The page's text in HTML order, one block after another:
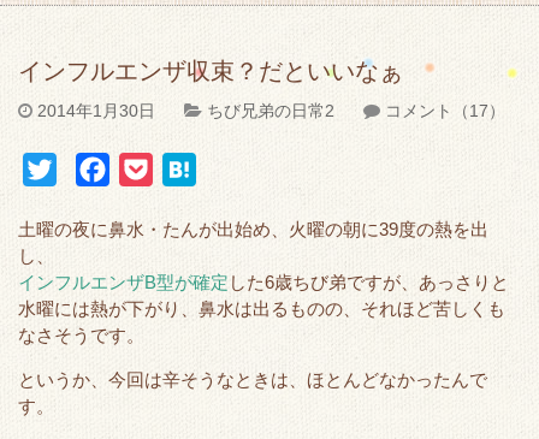
インフルエンザ収束？だといいなぁ
2014年1月30日 ちび兄弟の日常2 コメント（17）
i
t
e
r
c
b
o
o
c
k
e
t
e
n
土曜の夜に鼻水・たんが出始め、火曜の朝に39度の熱を出
し、
インフルエンザB型が確定 した6歳ちび弟ですが、あっさりと
水曜には熱が下がり、鼻水は出るものの、それほど苦しくも
なさそうです。
というか、今回は辛そうなときは、ほとんどなかったんで
す。